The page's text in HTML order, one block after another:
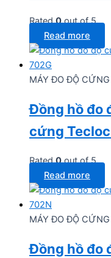
Rated0out of 5
Read more
MÁY ĐO ĐỘ
Đồng hồ đo
cứng
Rated0out of 5
Read more
MÁY ĐO ĐỘ
Đồng hồ đo